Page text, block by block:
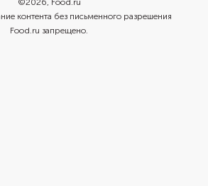
©2026, Food.ru
контента без письменного разрешения
Food.ru запрещено.